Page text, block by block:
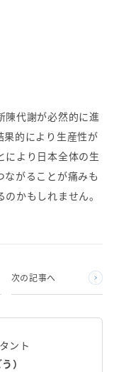
陳代謝が必然的に進
果的により生産性が
により日本全体の生
がることが痛みも
かもしれません。
次の記事へ
ント
）